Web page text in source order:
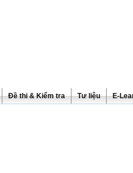
Đề thi & Kiểm tra Tư liệu E-